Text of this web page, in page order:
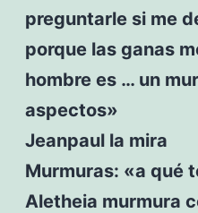
preguntarle si me
porque las ganas
hombre es … un
aspectos»
Jeanpaul la mira
Murmuras: «a qué
Aletheia murmura